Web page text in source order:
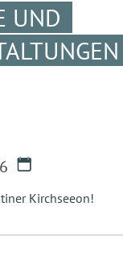
UND
Kirchseeon!